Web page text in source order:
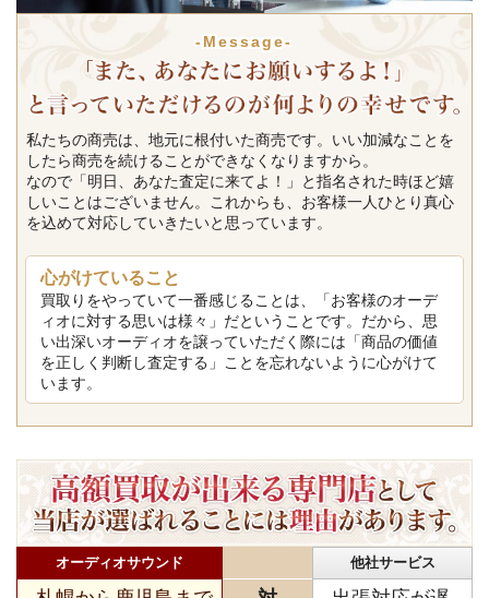
-Message-
私たちの商売は、地元に根付いた商売です。いい加減なことを
したら商売を続けることができなくなりますから。
なので「明日、あなた査定に来てよ！」と指名された時ほど嬉
しいことはございません。これからも、お客様一人ひとり真心
を込めて対応していきたいと思っています。
心がけていること
買取りをやっていて一番感じることは、「お客様のオーデ
ィオに対する思いは様々」だということです。だから、思
い出深いオーディオを譲っていただく際には「商品の価値
を正しく判断し査定する」ことを忘れないように心がけて
います。
オーディオサウンド 他社サービス